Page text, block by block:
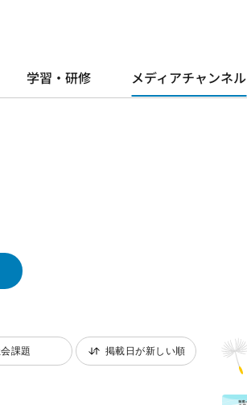
学習・研修 メディアチャンネル